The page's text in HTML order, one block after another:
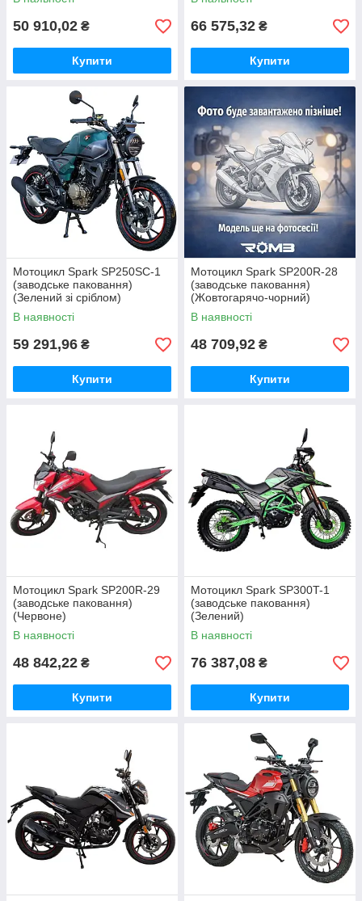
50 910,02 ₴
Купити
66 575,32 ₴
Купити
Мотоцикл Spark SP250SC-1
(заводське паковання)
(Зелений зі сріблом)
В наявності
59 291,96 ₴
Купити
Мотоцикл Spark SP200R-28
(заводське паковання)
(Жовтогарячо-чорний)
В наявності
48 709,92 ₴
Купити
Мотоцикл Spark SP200R-29
(заводське паковання)
(Червоне)
В наявності
48 842,22 ₴
Купити
Мотоцикл Spark SP300T-1
(заводське паковання)
(Зелений)
В наявності
76 387,08 ₴
Купити